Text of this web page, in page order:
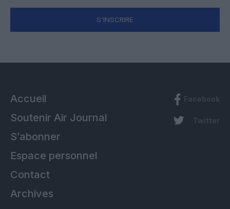
S'INSCRIRE
Accueil
Soutenir Air Journal
S’abonner
Espace personnel
Contact
Archives